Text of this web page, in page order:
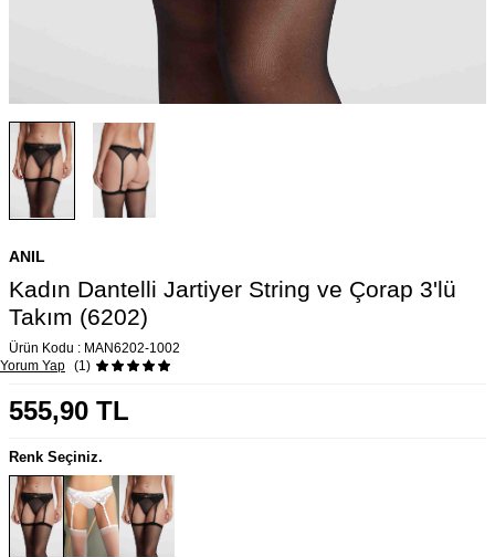
ANIL
Kadın Dantelli Jartiyer String ve Çorap 3'lü
Takım (6202)
Ürün Kodu : MAN6202-1002
Yorum Yap (1)
555,90 TL
Renk Seçiniz.